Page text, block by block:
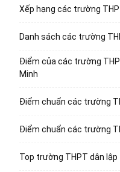
Xếp hạng các trường
Danh sách các trường
Điểm của các trường
Minh
Điểm chuẩn các trường
Điểm chuẩn các trường
Top trường THPT dân